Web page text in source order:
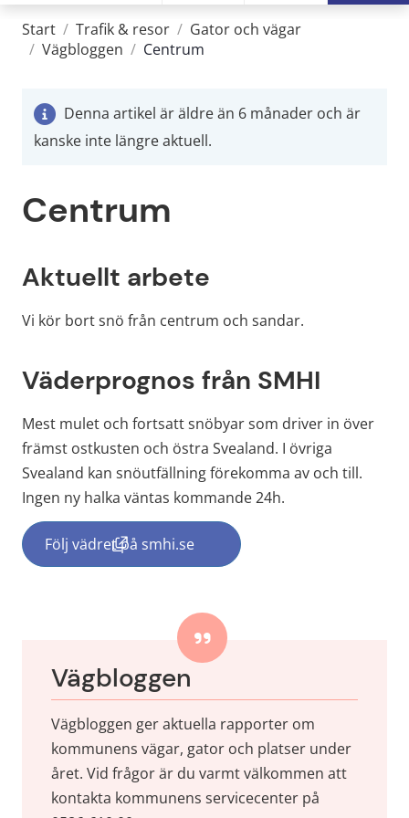
Start / Trafik & resor / Gator och vägar
/ Vägbloggen / Centrum
Denna artikel är äldre än 6 månader och är
kanske inte längre aktuell.
Centrum
Aktuellt arbete
Vi kör bort snö från centrum och sandar.
Väderprognos från SMHI
Mest mulet och fortsatt snöbyar som driver in över
främst ostkusten och östra Svealand. I övriga
Svealand kan snöutfällning förekomma av och till.
Ingen ny halka väntas kommande 24h.
Följ vädret på smhi.se(länk till annan webbplats, öppnas i nytt
Vägbloggen
Vägbloggen ger aktuella rapporter om
kommunens vägar, gator och platser under
året. Vid frågor är du varmt välkommen att
kontakta kommunens servicecenter på